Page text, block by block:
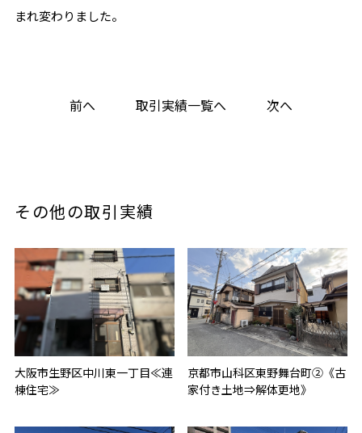
まれ変わりました。
前へ 取引実績一覧へ 次へ
その他の取引実績
大阪市生野区中川東一丁目≪連
棟住宅≫
京都市山科区東野舞台町②《古
家付き土地⇒解体更地》